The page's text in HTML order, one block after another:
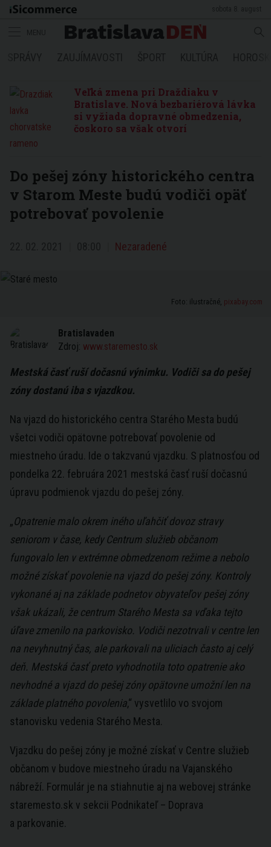
Veľká zmena pri Draždiaku v
Bratislave. Nová bezbariérová lávka
si vyžiada dopravné obmedzenia,
čoskoro sa však otvorí
Do pešej zóny historického centra
v Starom Meste budú vodiči opäť
potrebovať povolenie
Nezaradené
Foto: ilustračné, pixabay.com
Bratislavaden
Zdroj: www.staremesto.sk
Mestská časť ruší dočasnú výnimku. Vodiči sa do pešej
zóny dostanú iba s vjazdkou.
Na vjazd do historického centra Starého Mesta budú
všetci vodiči opätovne potrebovať povolenie od
miestneho úradu. Ide o takzvanú vjazdku. S platnosťou od
pondelka 22. februára 2021 mestská časť ruší dočasnú
úpravu podmienok vjazdu do pešej zóny.
„Opatrenie malo okrem iného uľahčiť dovoz stravy
seniorom v čase, kedy Centrum služieb občanom
fungovalo len v extrémne obmedzenom režime a nebolo
možné získať povolenie na vjazd do pešej zóny. Kontroly
vykonané aj na základe podnetov obyvateľov pešej zóny
však ukázali, že centrum Starého Mesta sa vďaka tejto
úľave zmenilo na parkovisko. Vodiči nezotrvali v centre len
na nevyhnutný čas, ale parkovali na uliciach často aj celý
deň. Mestská časť preto vyhodnotila toto opatrenie ako
nevhodné a vjazd do pešej zóny opätovne umožní len na
základe platného povolenia,“ vysvetlilo vo svojom
stanovisku vedenia Starého Mesta.
Vjazdku do pešej zóny je možné získať v Centre služieb
občanom v budove miestneho úradu na Vajanského
nábreží. Formulár je na stiahnutie aj na webovej stránke
staremesto.sk v sekcii Podnikateľ – Doprava
a parkovanie.